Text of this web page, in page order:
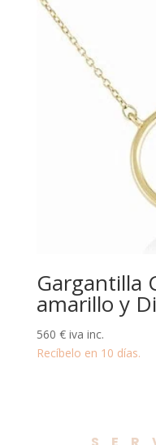
Gargantilla
amarillo y
560 € iva inc.
Recíbelo en 10 días.